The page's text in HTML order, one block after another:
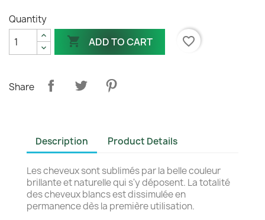
Quantity
 ADD TO CART favorite_border
Share
Description Product Details
Les cheveux sont sublimés par la belle couleur
brillante et naturelle qui s'y déposent. La totalité
des cheveux blancs est dissimulée en
permanence dès la première utilisation.